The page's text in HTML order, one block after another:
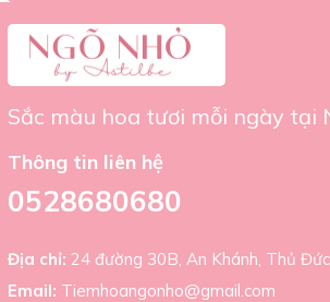
Sắc màu hoa tươi mỗi ngày tại
Thông tin liên hệ
0528680680
Địa chỉ: 24 đường 30B, An Khánh, Thủ Đức
Email: Tiemhoangonho@gmail.com